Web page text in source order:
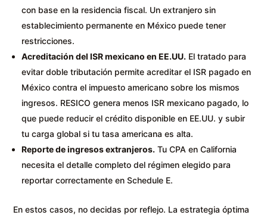
con base en la residencia fiscal. Un extranjero sin
establecimiento permanente en México puede tener
restricciones.
Acreditación del ISR mexicano en EE.UU. El tratado para
evitar doble tributación permite acreditar el ISR pagado en
México contra el impuesto americano sobre los mismos
ingresos. RESICO genera menos ISR mexicano pagado, lo
que puede reducir el crédito disponible en EE.UU. y subir
tu carga global si tu tasa americana es alta.
Reporte de ingresos extranjeros. Tu CPA en California
necesita el detalle completo del régimen elegido para
reportar correctamente en Schedule E.
En estos casos, no decidas por reflejo. La estrategia óptima